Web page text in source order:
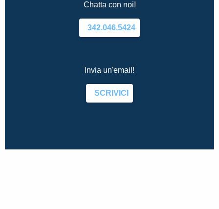
Chatta con noi!
342.046.5424
Invia un'email!
SCRIVICI